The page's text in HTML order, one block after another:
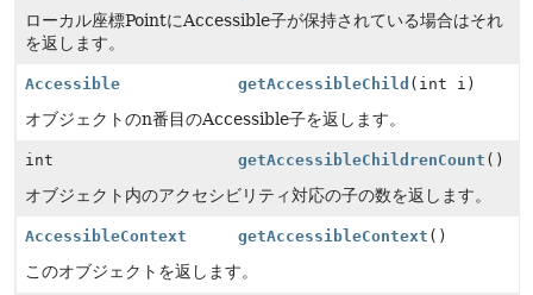
ローカル座標PointにAccessible子が保持されている場合はそれ
を返します。
Accessible getAccessibleChild (int i)
オブジェクトのn番目のAccessible子を返します。
int getAccessibleChildrenCount ()
オブジェクト内のアクセシビリティ対応の子の数を返します。
AccessibleContext getAccessibleContext ()
このオブジェクトを返します。